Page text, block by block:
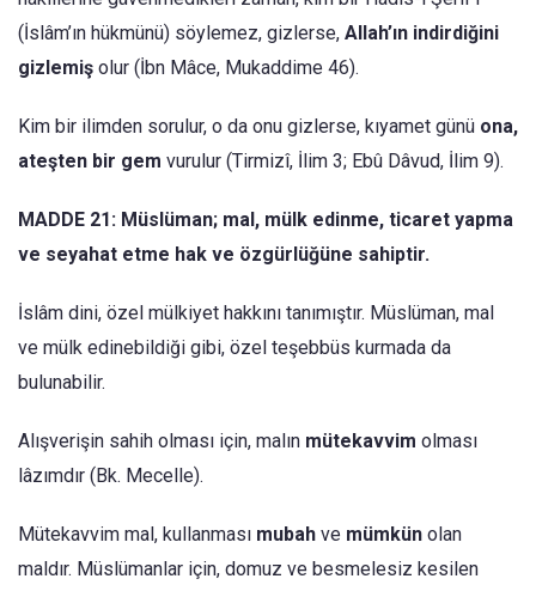
(İslâm’ın hükmünü) söylemez, gizlerse, Allah’ın indirdiğini
gizlemiş olur (İbn Mâce, Mukaddime 46).
Kim bir ilimden sorulur, o da onu gizlerse, kıyamet günü ona,
ateşten bir gem vurulur (Tirmizî, İlim 3; Ebû Dâvud, İlim 9).
MADDE 21: Müslüman; mal, mülk edinme, ticaret yapma
ve seyahat etme hak ve özgürlüğüne sahiptir.
İslâm dini, özel mülkiyet hakkını tanımıştır. Müslüman, mal
ve mülk edinebildiği gibi, özel teşebbüs kurmada da
bulunabilir.
Alışverişin sahih olması için, malın mütekavvim olması
lâzımdır (Bk. Mecelle).
Mütekavvim mal, kullanması mubah ve mümkün olan
maldır. Müslümanlar için, domuz ve besmelesiz kesilen